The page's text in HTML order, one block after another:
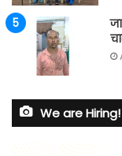
We are Hiring!